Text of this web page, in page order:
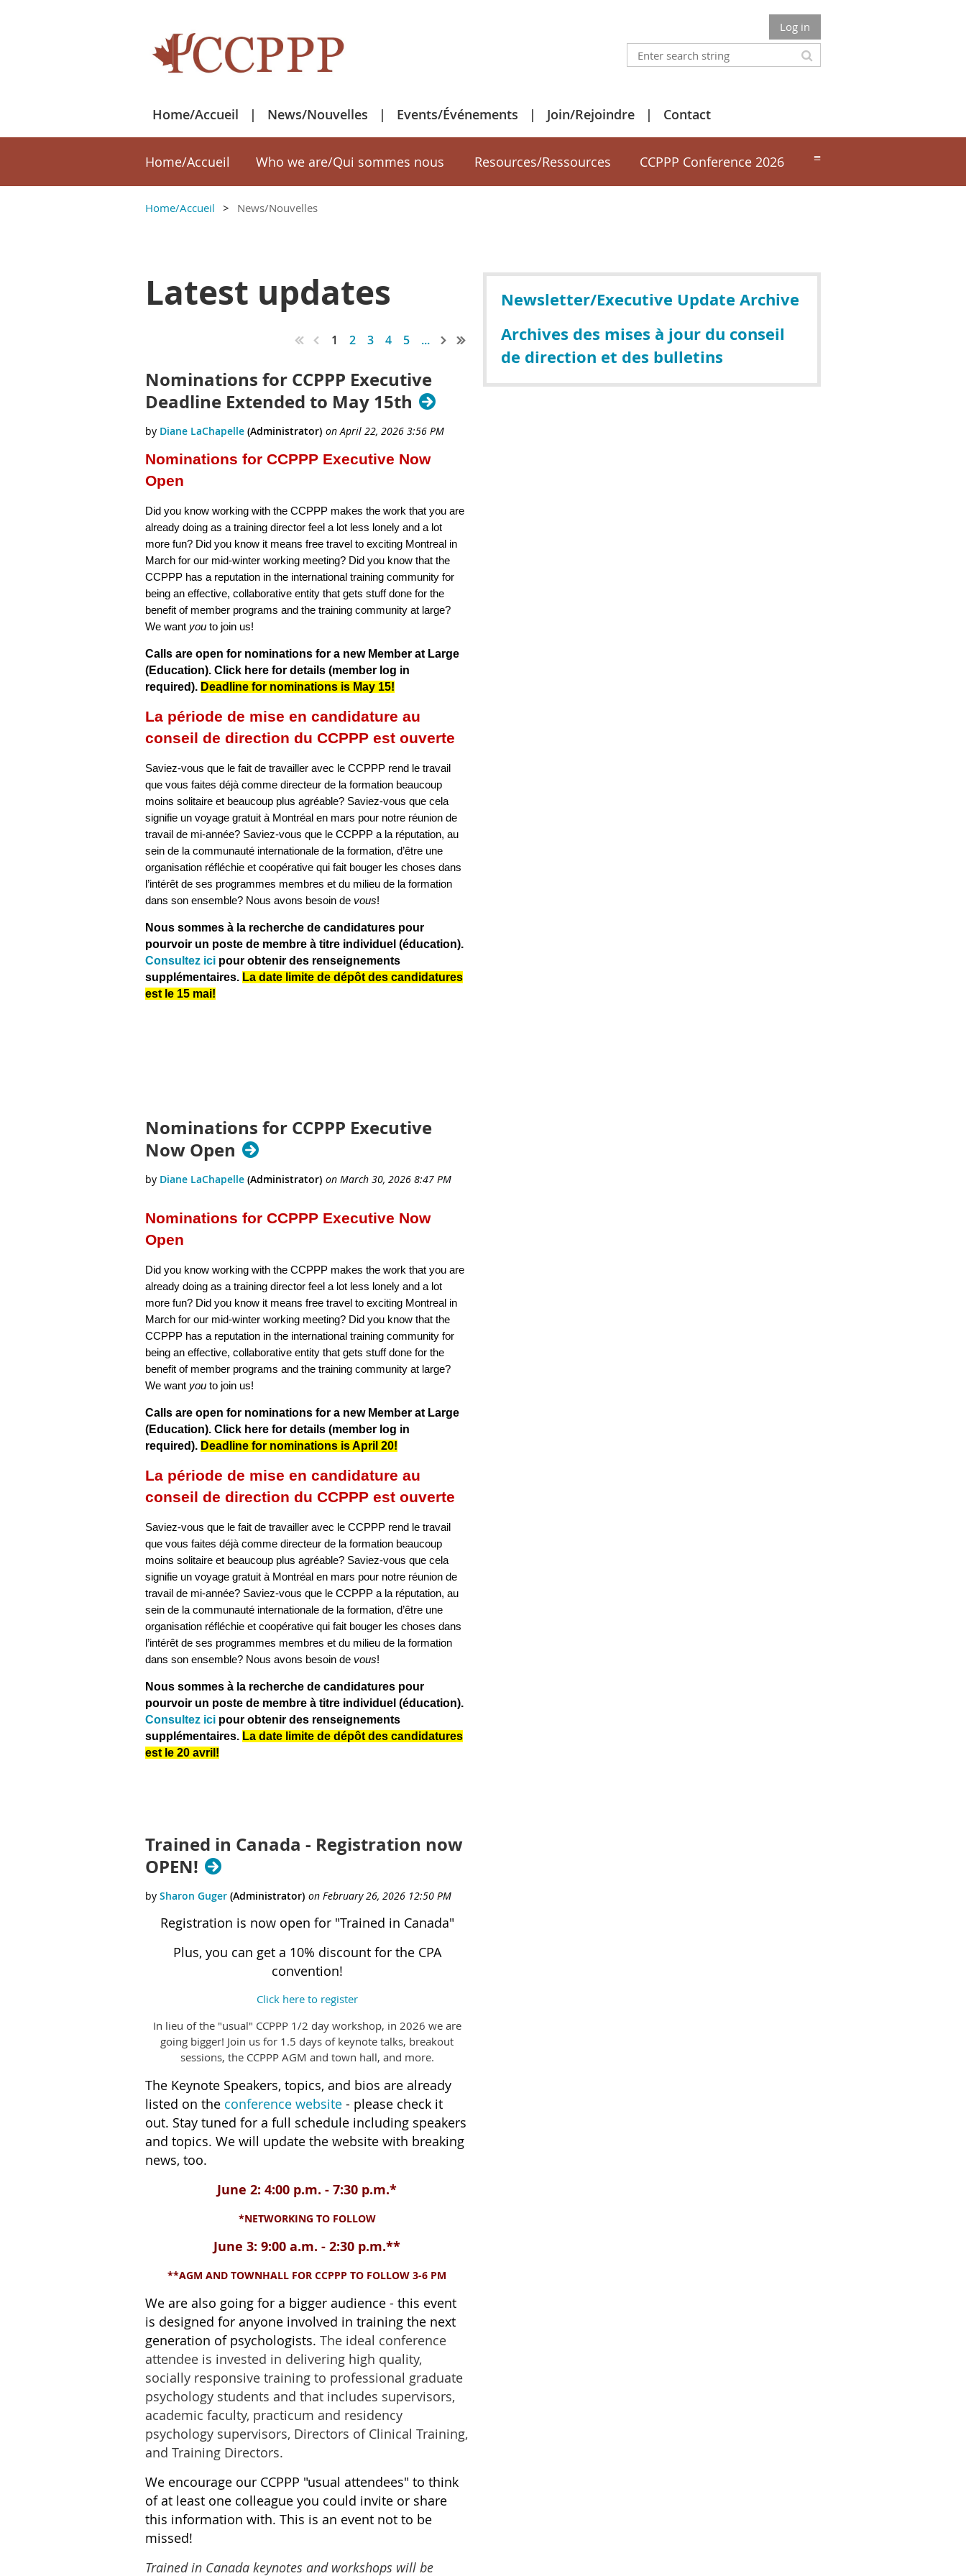
Log in
Home/Accueil News/Nouvelles Events/Événements Join/Rejoindre Contact
Home/Accueil Who we are/Qui sommes nous Resources/Ressources CCPPP Conference 2026 ≡
Home/Accueil News/Nouvelles
Latest updates
1 2 3 4 5 ...
Nominations for CCPPP Executive
Deadline Extended to May 15th
Nominations for CCPPP Executive Now
Open
Did you know working with the CCPPP makes the work that you are
already doing as a training director feel a lot less lonely and a lot
more fun? Did you know it means free travel to exciting Montreal in
March for our mid-winter working meeting? Did you know that the
CCPPP has a reputation in the international training community for
being an effective, collaborative entity that gets stuff done for the
benefit of member programs and the training community at large?
We want you to join us!
Calls are open for nominations for a new Member at Large
(Education). Click here for details (member log in
required). Deadline for nominations is May 15!
La période de mise en candidature au
conseil de direction du CCPPP est ouverte
Saviez-vous que le fait de travailler avec le CCPPP rend le travail
que vous faites déjà comme directeur de la formation beaucoup
moins solitaire et beaucoup plus agréable? Saviez-vous que cela
signifie un voyage gratuit à Montréal en mars pour notre réunion de
travail de mi-année? Saviez-vous que le CCPPP a la réputation, au
sein de la communauté internationale de la formation, d’être une
organisation réfléchie et coopérative qui fait bouger les choses dans
l’intérêt de ses programmes membres et du milieu de la formation
dans son ensemble? Nous avons besoin de vous!
Nous sommes à la recherche de candidatures pour
pourvoir un poste de membre à titre individuel (éducation).
Consultez ici pour obtenir des renseignements
supplémentaires. La date limite de dépôt des candidatures
est le 15 mai!
Nominations for CCPPP Executive
Now Open
Nominations for CCPPP Executive Now
Open
Did you know working with the CCPPP makes the work that you are
already doing as a training director feel a lot less lonely and a lot
more fun? Did you know it means free travel to exciting Montreal in
March for our mid-winter working meeting? Did you know that the
CCPPP has a reputation in the international training community for
being an effective, collaborative entity that gets stuff done for the
benefit of member programs and the training community at large?
We want you to join us!
Calls are open for nominations for a new Member at Large
(Education). Click here for details (member log in
required). Deadline for nominations is April 20!
La période de mise en candidature au
conseil de direction du CCPPP est ouverte
Saviez-vous que le fait de travailler avec le CCPPP rend le travail
que vous faites déjà comme directeur de la formation beaucoup
moins solitaire et beaucoup plus agréable? Saviez-vous que cela
signifie un voyage gratuit à Montréal en mars pour notre réunion de
travail de mi-année? Saviez-vous que le CCPPP a la réputation, au
sein de la communauté internationale de la formation, d’être une
organisation réfléchie et coopérative qui fait bouger les choses dans
l’intérêt de ses programmes membres et du milieu de la formation
dans son ensemble? Nous avons besoin de vous!
Nous sommes à la recherche de candidatures pour
pourvoir un poste de membre à titre individuel (éducation).
Consultez ici pour obtenir des renseignements
supplémentaires. La date limite de dépôt des candidatures
est le 20 avril!
Trained in Canada - Registration now
OPEN!
Registration is now open for "Trained in Canada"
Plus, you can get a 10% discount for the CPA
convention!
Click here to register
In lieu of the "usual" CCPPP 1/2 day workshop, in 2026 we are
going bigger! Join us for 1.5 days of keynote talks, breakout
sessions, the CCPPP AGM and town hall, and more.
The Keynote Speakers, topics, and bios are already
listed on the conference website - please check it
out. Stay tuned for a full schedule including speakers
and topics. We will update the website with breaking
news, too.
June 2: 4:00 p.m. - 7:30 p.m.*
*NETWORKING TO FOLLOW
June 3: 9:00 a.m. - 2:30 p.m.**
**AGM AND TOWNHALL FOR CCPPP TO FOLLOW 3-6 PM
We are also going for a bigger audience - this event
is designed for anyone involved in training the next
generation of psychologists. The ideal conference
attendee is invested in delivering high quality,
socially responsive training to professional graduate
psychology students and that includes supervisors,
academic faculty, practicum and residency
psychology supervisors, Directors of Clinical Training,
and Training Directors.
We encourage our CCPPP "usual attendees" to think
of at least one colleague you could invite or share
this information with. This is an event not to be
missed!
Trained in Canada keynotes and workshops will be
Newsletter/Executive Update Archive
Archives des mises à jour du conseil
de direction et des bulletins